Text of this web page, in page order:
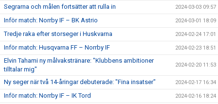
Segrarna och målen fortsätter att rulla in 2024-03-03 09:57
Inför match: Norrby IF – BK Astrio 2024-03-01 18:09
Tredje raka efter storseger i Huskvarna 2024-02-24 17:01
Inför match: Husqvarna FF – Norrby IF 2024-02-23 18:51
Elvin Tahami ny målvakstränare: "Klubbens ambitioner
tilltalar mig"
2024-02-20 11:53
Ny seger när två 14-åringar debuterade: "Fina insatser" 2024-02-17 16:34
Inför match: Norrby IF – IK Tord 2024-02-16 18:24